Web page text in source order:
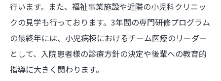
行います。また、福祉事業施設や近隣の小児科クリニッ
クの見学も行っております。3年間の専門研修プログラム
の最終年には、小児病棟におけるチーム医療のリーダー
として、入院患者様の診療方針の決定や後輩への教育的
指導に大きく関わります。